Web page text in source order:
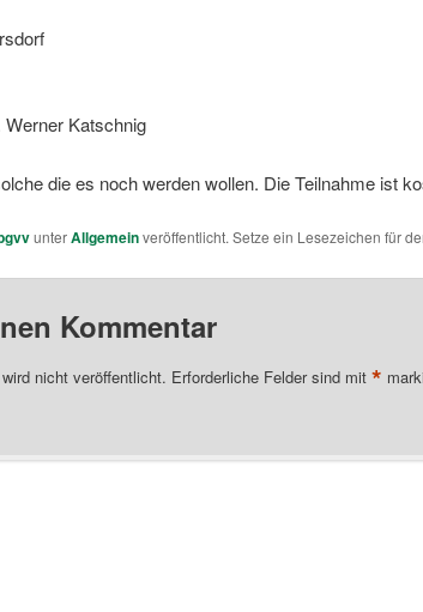
Werner Katschnig
die es noch werden wollen. Die Teilnahme ist
unterAllgemeinveröffentlicht. Setze ein Lesezeichen für
Kommentar
nicht veröffentlicht. Erforderliche Felder sind mit *